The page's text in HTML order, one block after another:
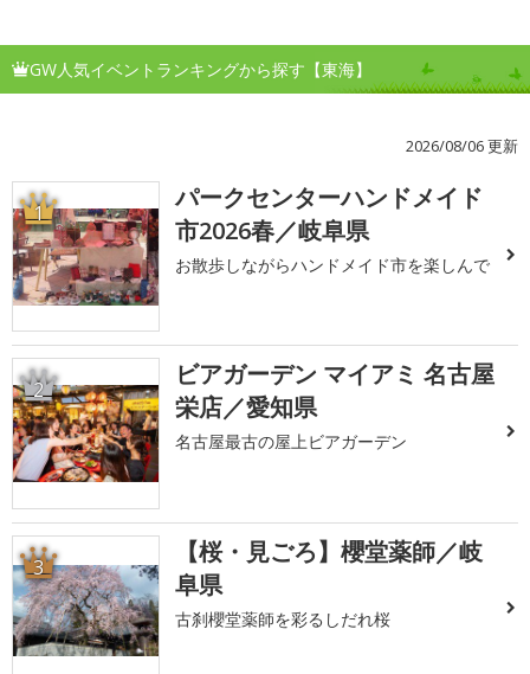
GW人気イベントランキングから探す【東海】
2026/08/06 更新
1
パークセンターハンドメイド
市2026春／岐阜県
お散歩しながらハンドメイド市を楽しんで
2
ビアガーデン マイアミ 名古屋
栄店／愛知県
名古屋最古の屋上ビアガーデン
3
【桜・見ごろ】櫻堂薬師／岐
阜県
古刹櫻堂薬師を彩るしだれ桜